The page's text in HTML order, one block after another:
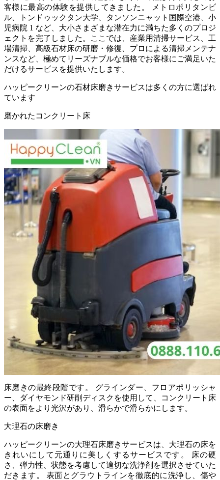
客様に最高の体験を提供してきました。 メトロポリタンビ
ル、トンドゥックタン大学、タンソンニャット国際空港、小
児病院 1 など、大小さまざまな潜在力に満ちた多くのプロジ
ェクトを完了しました。ここでは、産業用清掃サービス、工
場清掃、高級石材床の研磨・修復、プロによる清掃メンテナ
ンスなど、極めてリーズナブルな価格でお客様にご満足いた
だけるサービスを提供いたします。
ハッピークリーンの石材床磨きサービスは多くの方に選ばれ
ています
磨かれたコンクリート床
床磨きの最終段階です。 グラインダー、フロアポリッシャ
ー、ダイヤモンド研削ディスクを使用して、コンクリート床
の表面をより光沢があり、滑らかで滑らかにします。
大理石の床磨き
ハッピークリーンの大理石床磨きサービスは、大理石の床を
きれいにして元通りに美しくするサービスです。 床の硬
さ、弾力性、状態を考慮して適切な洗浄剤を選択させていた
だきます。 表面とグラウトラインを徹底的に洗浄し、傷や